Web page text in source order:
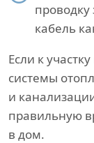
кабель
Если к
системы
и
правильную
в дом.